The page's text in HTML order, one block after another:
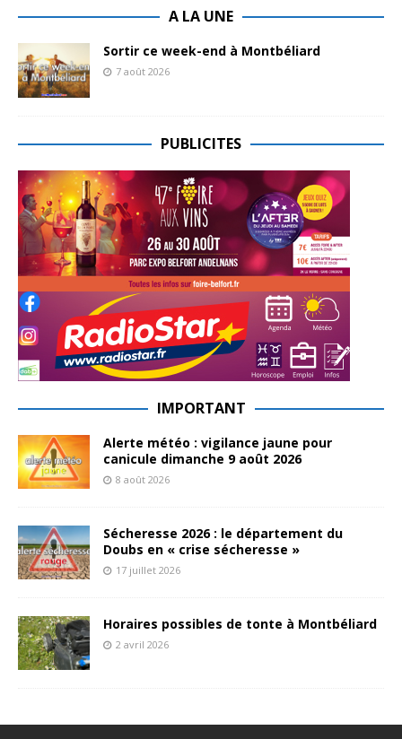
A LA UNE
Sortir ce week-end à Montbéliard
7 août 2026
PUBLICITES
IMPORTANT
Alerte météo : vigilance jaune pour
canicule dimanche 9 août 2026
8 août 2026
Sécheresse 2026 : le département du
Doubs en « crise sécheresse »
17 juillet 2026
Horaires possibles de tonte à Montbéliard
2 avril 2026